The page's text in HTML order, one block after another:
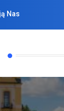
Nas